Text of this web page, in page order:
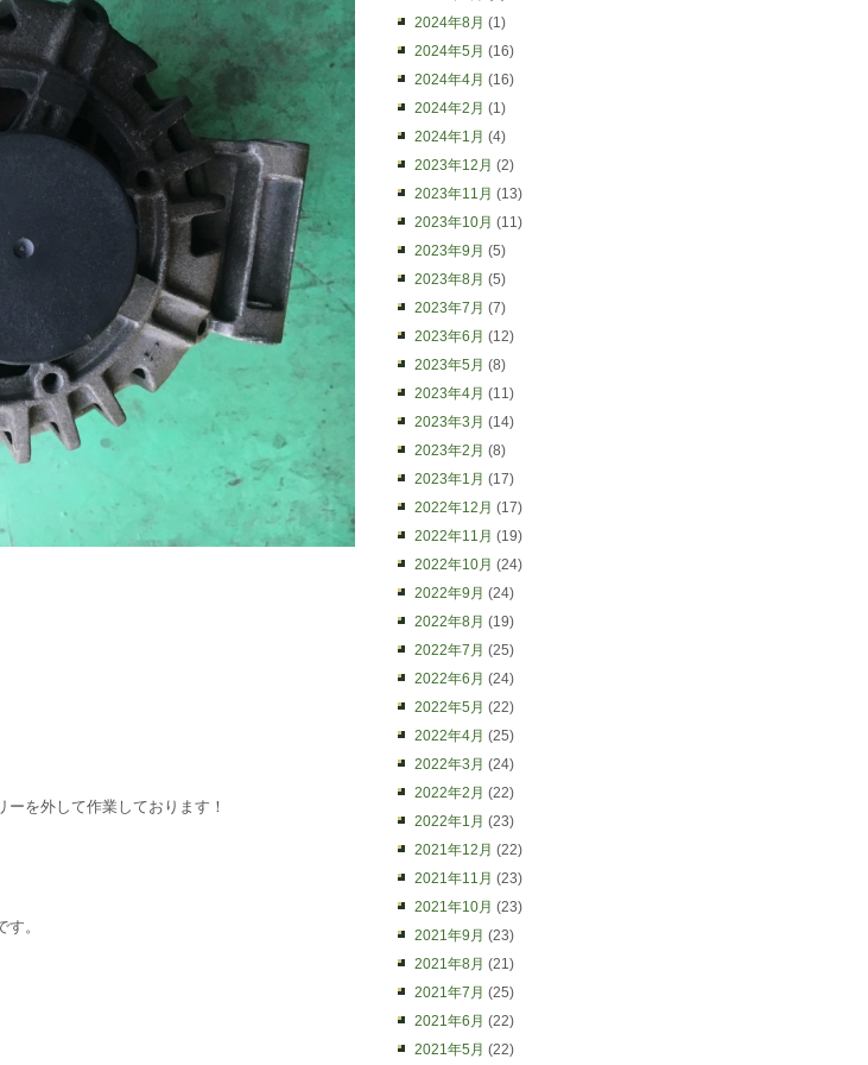
を外して作業しております！
。
2024年8月 (1)
2024年5月 (16)
2024年4月 (16)
2024年2月 (1)
2024年1月 (4)
2023年12月 (2)
2023年11月 (13)
2023年10月 (11)
2023年9月 (5)
2023年8月 (5)
2023年7月 (7)
2023年6月 (12)
2023年5月 (8)
2023年4月 (11)
2023年3月 (14)
2023年2月 (8)
2023年1月 (17)
2022年12月 (17)
2022年11月 (19)
2022年10月 (24)
2022年9月 (24)
2022年8月 (19)
2022年7月 (25)
2022年6月 (24)
2022年5月 (22)
2022年4月 (25)
2022年3月 (24)
2022年2月 (22)
2022年1月 (23)
2021年12月 (22)
2021年11月 (23)
2021年10月 (23)
2021年9月 (23)
2021年8月 (21)
2021年7月 (25)
2021年6月 (22)
2021年5月 (22)